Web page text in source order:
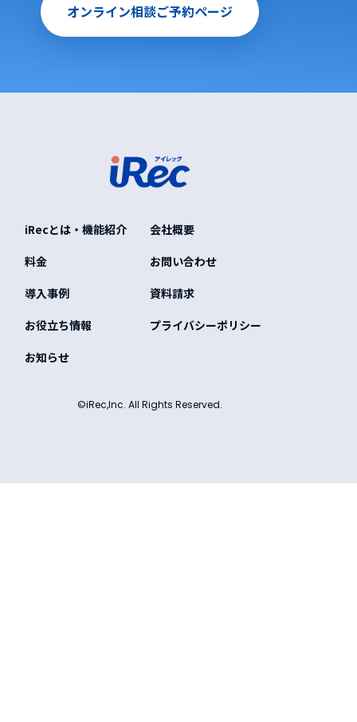
オンライン相談ご予約ページ
©iRec,Inc. All Rights Reserved.
iRecとは・機能紹介
料金
導入事例
お役立ち情報
お知らせ
会社概要
お問い合わせ
資料請求
プライバシーポリシー